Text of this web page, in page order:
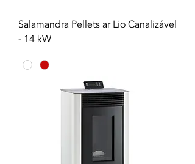
Salamandra Pellets ar Lio Canalizável
- 14 kW